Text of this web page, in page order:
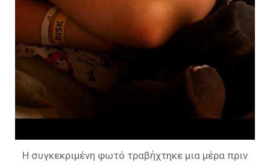
Η συγκεκριμένη φωτό τραβήχτηκε μια μέρα πριν